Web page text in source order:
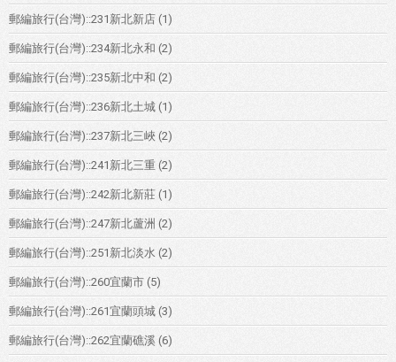
郵編旅行(台灣)::231新北新店 (1)
郵編旅行(台灣)::234新北永和 (2)
郵編旅行(台灣)::235新北中和 (2)
郵編旅行(台灣)::236新北土城 (1)
郵編旅行(台灣)::237新北三峽 (2)
郵編旅行(台灣)::241新北三重 (2)
郵編旅行(台灣)::242新北新莊 (1)
郵編旅行(台灣)::247新北蘆洲 (2)
郵編旅行(台灣)::251新北淡水 (2)
郵編旅行(台灣)::260宜蘭市 (5)
郵編旅行(台灣)::261宜蘭頭城 (3)
郵編旅行(台灣)::262宜蘭礁溪 (6)